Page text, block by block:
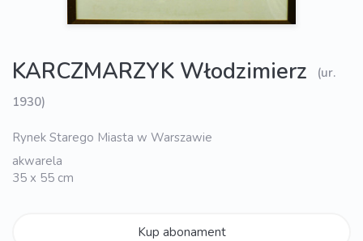
KARCZMARZYK Włodzimierz
(ur.
1930)
Rynek Starego Miasta w Warszawie
akwarela
35 x 55 cm
Kup abonament